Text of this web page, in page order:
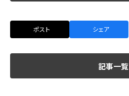
ポスト シェア
記事一覧